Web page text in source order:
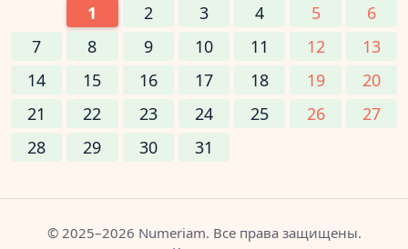
1 2 3 4 5
6
7
8 9 10 11 12
13
14
15 16 17 18 19
20
21
22 23 24 25 26
27
28
29 30 31
© 2025–2026 Numeriam. Все права защищены.